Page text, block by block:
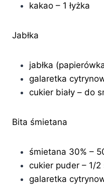
kakao – 1 łyżka
Jabłka
jabłka
galaretka
cukier biały – do
Bita śmietana
śmietana 30% –
cukier puder – 1/2
galaretka